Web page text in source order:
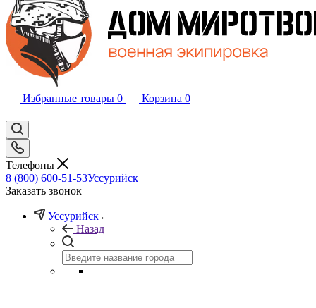
Избранные товары 0 Корзина 0
Телефоны
8 (800) 600-51-53Уссурийск
Заказать звонок
Уссурийск
Назад